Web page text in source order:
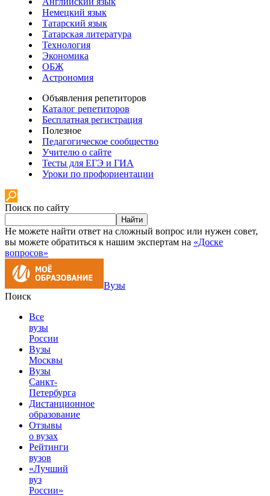
Немецкий язык
Татарский язык
Татарская литература
Технология
Экономика
ОБЖ
Астрономия
Объявления репетиторов
Каталог репетиторов
Бесплатная регистрация
Полезное
Педагогическое сообщество
Учителю о сайте
Тесты для ЕГЭ и ГИА
Уроки по профориентации
Поиск по сайту
Найти
Не можете найти ответ на сложный вопрос или нужен совет,
вы можете обратиться к нашим экспертам на «Доске
вопросов»
Вузы
Поиск
Все
вузы
России
Вузы
Москвы
Вузы
Санкт-
Петербурга
Дистанционное
образование
Отзывы
о вузах
Рейтинги
вузов
«Лучший
вуз
России»